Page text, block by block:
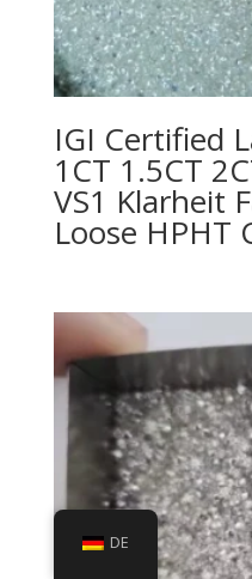
IGI Certified
1CT 1.5CT
VS1 Klarheit
Loose HPHT
DE